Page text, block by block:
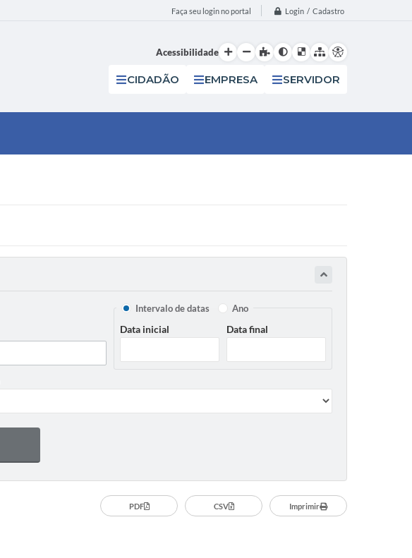
Faça seu login no portal Login / Cadastro
Acessibilidade
CIDADÃO EMPRESA SERVIDOR
Intervalo de datas Ano
Data inicial Data final
PDF CSV Imprimir